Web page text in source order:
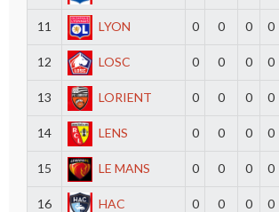
11 LYON 0 0 0 0
12 LOSC 0 0 0 0
13 LORIENT 0 0 0 0
14 LENS 0 0 0 0
15 LE MANS 0 0 0 0
16 HAC 0 0 0 0